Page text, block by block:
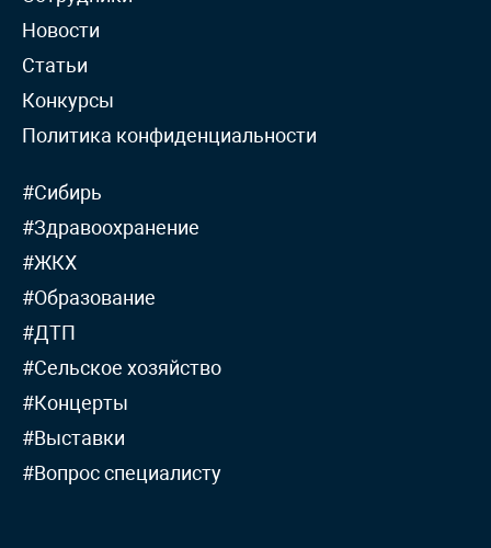
Новости
Статьи
Конкурсы
Политика конфиденциальности
#Сибирь
#Здравоохранение
#ЖКХ
#Образование
#ДТП
#Сельское хозяйство
#Концерты
#Выставки
#Вопрос специалисту